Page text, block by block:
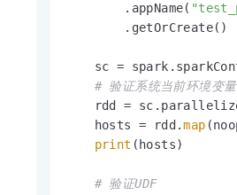
        .appName(
        .getOrCreate()
sc =
# 验证系统当前环境变量
rdd =
    hosts = rdd.
map
print (hosts)
# 验证UDF